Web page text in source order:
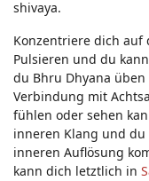
shivaya.
Konzentriere dich auf
Pulsieren und du
du Bhru Dhyana
Verbindung mit
fühlen oder sehen
inneren Klang und
inneren Auflösung
kann dich letztlich in